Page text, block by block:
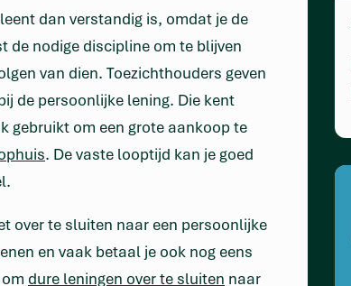
dan verstandig is, omdat je de
de nodige discipline om te blijven
van dien. Toezichthouders geven
de persoonlijke lening. Die kent
gebruikt om een grote aankoop te
. De vaste looptijd kan je goed
over te sluiten naar een persoonlijke
en vaak betaal je ook nog eens
dure leningen over te sluiten naar